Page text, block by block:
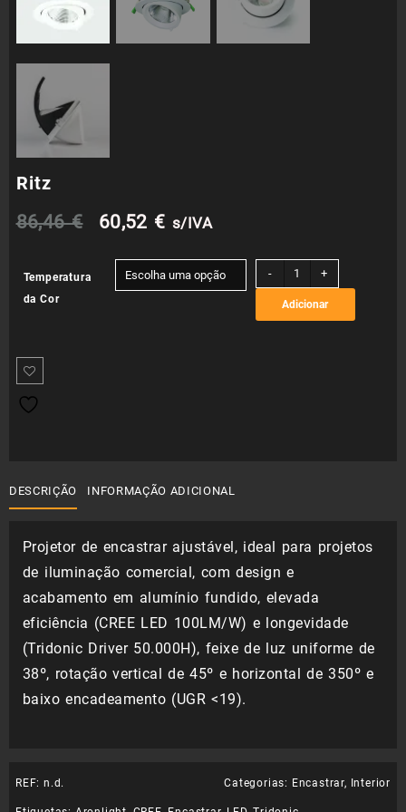
Ritz
86,46€
O
preço
original
60,52 €O
preço
atual
s/IVA
Temperatura
da Cor
-
Quantidade
de
Ritz
+
Adicionar
DESCRIÇÃO INFORMAÇÃO ADICIONAL
Projetor de encastrar ajustável, ideal para projetos
de iluminação comercial, com design e
acabamento em alumínio fundido, elevada
eficiência (CREE LED 100LM/W) e longevidade
(Tridonic Driver 50.000H), feixe de luz uniforme de
38º, rotação vertical de 45º e horizontal de 350º e
baixo encadeamento (UGR <19).
REF: n.d. Categorias: Encastrar, Interior